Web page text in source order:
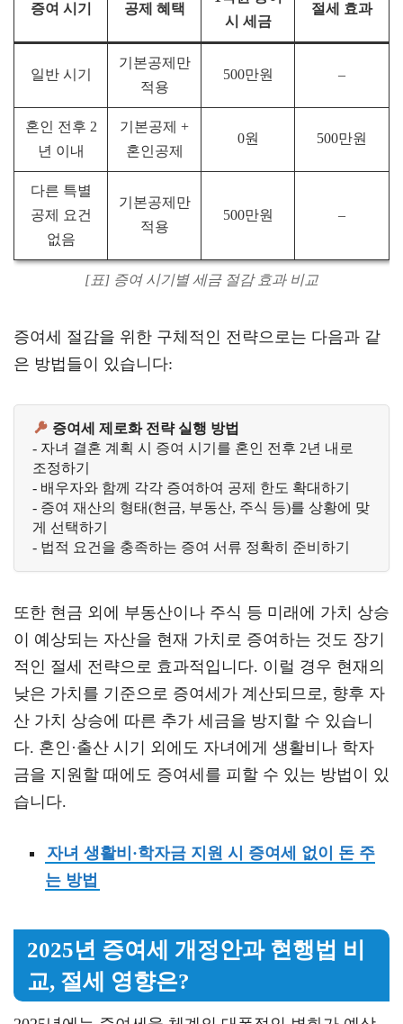
증여 시기 공제 혜택
시 세금
절세 효과
일반 시기
기본공제만
적용
500만원 –
혼인 전후 2
년 이내
기본공제 +
혼인공제
0원 500만원
다른 특별
공제 요건
없음
기본공제만
적용
500만원 –
[표] 증여 시기별 세금 절감 효과 비교
증여세 절감을 위한 구체적인 전략으로는 다음과 같
은 방법들이 있습니다:
증여세 제로화 전략 실행 방법
- 자녀 결혼 계획 시 증여 시기를 혼인 전후 2년 내로
조정하기
- 배우자와 함께 각각 증여하여 공제 한도 확대하기
- 증여 재산의 형태(현금, 부동산, 주식 등)를 상황에 맞
게 선택하기
- 법적 요건을 충족하는 증여 서류 정확히 준비하기
또한 현금 외에 부동산이나 주식 등 미래에 가치 상승
이 예상되는 자산을 현재 가치로 증여하는 것도 장기
적인 절세 전략으로 효과적입니다. 이럴 경우 현재의
낮은 가치를 기준으로 증여세가 계산되므로, 향후 자
산 가치 상승에 따른 추가 세금을 방지할 수 있습니
다. 혼인·출산 시기 외에도 자녀에게 생활비나 학자
금을 지원할 때에도 증여세를 피할 수 있는 방법이 있
습니다.
자녀 생활비·학자금 지원 시 증여세 없이 돈 주
는 방법
2025년 증여세 개정안과 현행법 비
교, 절세 영향은?